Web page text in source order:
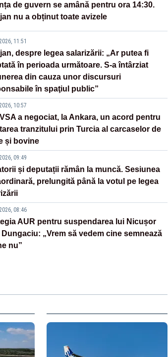
de guvern se amână pentru ora 14:30.
nu a obținut toate avizele
11:51
despre legea salarizării: „Ar putea fi
în perioada următoare. S-a întârziat
din cauza unor discursuri
în spaţiul public”
10:57
a negociat, la Ankara, un acord pentru
tranzitului prin Turcia al carcaselor de
și bovine
09:49
și deputații rămân la muncă. Sesiunea
prelungită până la votul pe legea
08:46
AUR pentru suspendarea lui Nicușor
Dungaciu: „Vrem să vedem cine semnează
nu”